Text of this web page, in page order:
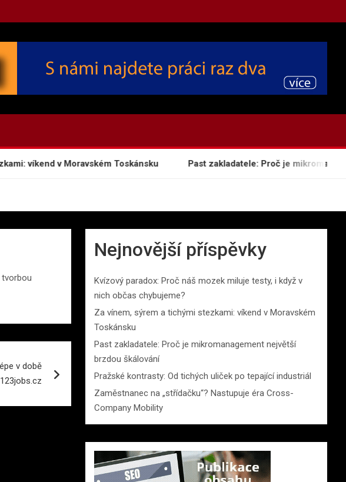
víkend v Moravském Toskánsku Past zakladatele: Proč je
v době
Nejnovější příspěvky
Kvízový paradox: Proč náš mozek miluje testy, i když v
nich občas chybujeme?
Za vínem, sýrem a tichými stezkami: víkend v Moravském
Toskánsku
Past zakladatele: Proč je mikromanagement největší
brzdou škálování
Pražské kontrasty: Od tichých uliček po tepající industriál
Zaměstnanec na „střídačku“? Nastupuje éra Cross-
Company Mobility